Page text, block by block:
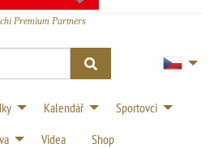
Premium Partners
Kalendář
Sportovci
Videa
Shop